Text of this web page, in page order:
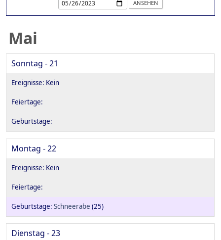
Mai
Sonntag - 21
Montag - 22
Schneerabe (25)
Dienstag - 23